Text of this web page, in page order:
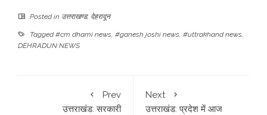
Posted in उत्तराखण्ड, देहरादून
Tagged#cm dhami news, #ganesh joshi news, #uttrakhand news,
DEHRADUN NEWS
Prev
उत्तराखंड: सरकारी
Next
उत्तराखंड: प्रदेश में आज